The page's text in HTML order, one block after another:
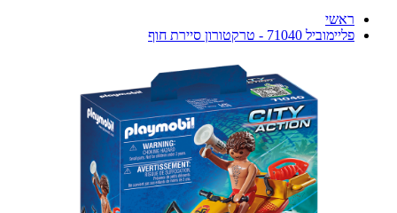
ראשי
פליימוביל 71040 - טרקטורון סיירת חוף